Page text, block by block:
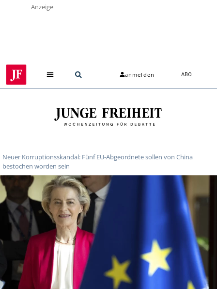
Anzeige
anmelden ABO
Neuer Korruptionsskandal: Fünf EU-Abgeordnete sollen von China
bestochen worden sein